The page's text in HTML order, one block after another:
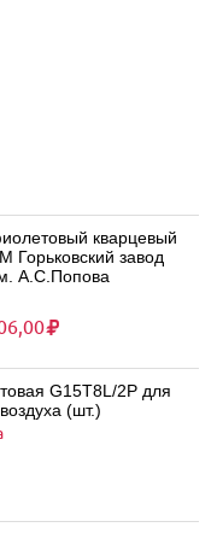
кварцевый
завод
А.С.Попова
G15T8L/2P для
(шт.)